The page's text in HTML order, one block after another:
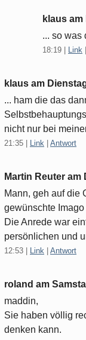
klaus am
... so was
18:19 Link
klaus am
... ham die das
nicht nur bei
21:35 Link Antwort
Martin Reuter am
Mann, geh auf die
gewünschte
Die Anrede war
persönlichen und
12:53 Link Antwort
roland am
maddin,
Sie haben völlig
denken kann.